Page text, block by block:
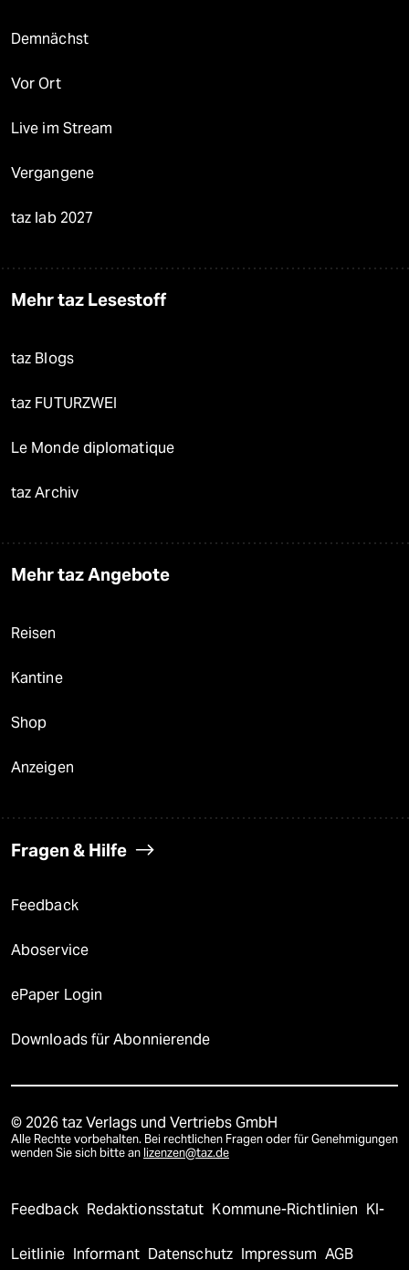
Demnächst
Vor Ort
Live im Stream
Vergangene
taz lab 2027
Mehr taz Lesestoff
taz Blogs
taz FUTURZWEI
Le Monde diplomatique
taz Archiv
Mehr taz Angebote
Reisen
Kantine
Shop
Anzeigen
Fragen & Hilfe
Feedback
Aboservice
ePaper Login
Downloads für Abonnierende
© 2026 taz Verlags und Vertriebs GmbH
Alle Rechte vorbehalten. Bei rechtlichen Fragen oder für Genehmigungen
wenden Sie sich bitte an lizenzen@taz.de
Feedback Redaktionsstatut Kommune-Richtlinien KI-
Leitlinie Informant Datenschutz Impressum AGB